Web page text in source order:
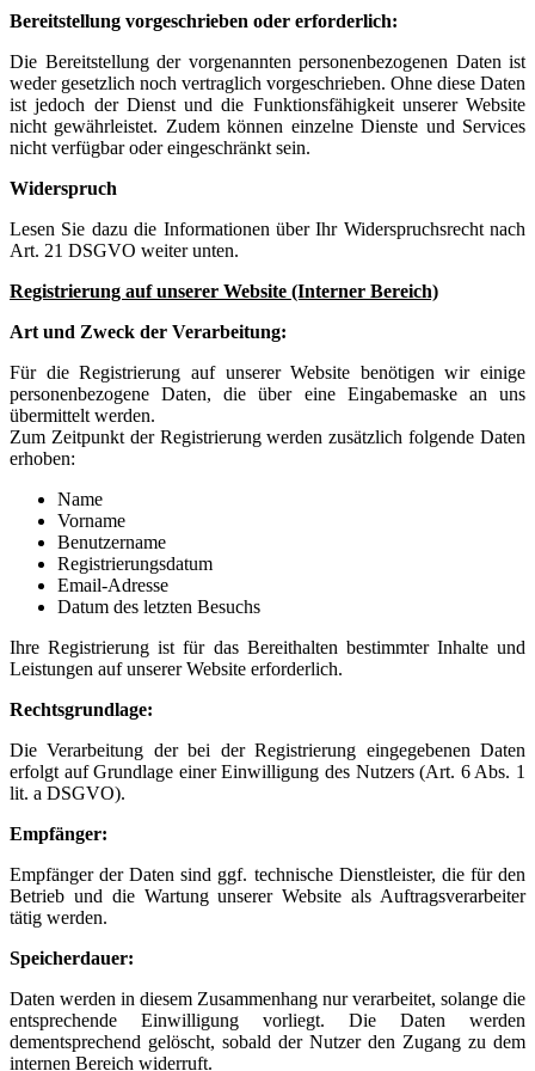
Bereitstellung vorgeschrieben oder erforderlich:
Die Bereitstellung der vorgenannten personenbezogenen Daten ist
weder gesetzlich noch vertraglich vorgeschrieben. Ohne diese Daten
ist jedoch der Dienst und die Funktionsfähigkeit unserer Website
nicht gewährleistet. Zudem können einzelne Dienste und Services
nicht verfügbar oder eingeschränkt sein.
Widerspruch
Lesen Sie dazu die Informationen über Ihr Widerspruchsrecht nach
Art. 21 DSGVO weiter unten.
Registrierung auf unserer Website (Interner Bereich)
Art und Zweck der Verarbeitung:
Für die Registrierung auf unserer Website benötigen wir einige
personenbezogene Daten, die über eine Eingabemaske an uns
übermittelt werden.
Zum Zeitpunkt der Registrierung werden zusätzlich folgende Daten
erhoben:
Name
Vorname
Benutzername
Registrierungsdatum
Email-Adresse
Datum des letzten Besuchs
Ihre Registrierung ist für das Bereithalten bestimmter Inhalte und
Leistungen auf unserer Website erforderlich.
Rechtsgrundlage:
Die Verarbeitung der bei der Registrierung eingegebenen Daten
erfolgt auf Grundlage einer Einwilligung des Nutzers (Art. 6 Abs. 1
lit. a DSGVO).
Empfänger:
Empfänger der Daten sind ggf. technische Dienstleister, die für den
Betrieb und die Wartung unserer Website als Auftragsverarbeiter
tätig werden.
Speicherdauer:
Daten werden in diesem Zusammenhang nur verarbeitet, solange die
entsprechende Einwilligung vorliegt. Die Daten werden
dementsprechend gelöscht, sobald der Nutzer den Zugang zu dem
internen Bereich widerruft.